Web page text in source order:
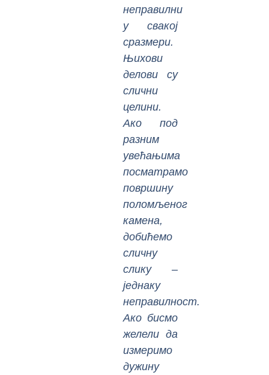
неправилни
у свакој
сразмери.
Њихови
делови су
слични
целини.
Ако под
разним
увећањима
посматрамо
површину
поломљеног
камена,
добићемо
сличну
слику –
једнаку
неправилност.
Ако бисмо
желели да
измеримо
дужину